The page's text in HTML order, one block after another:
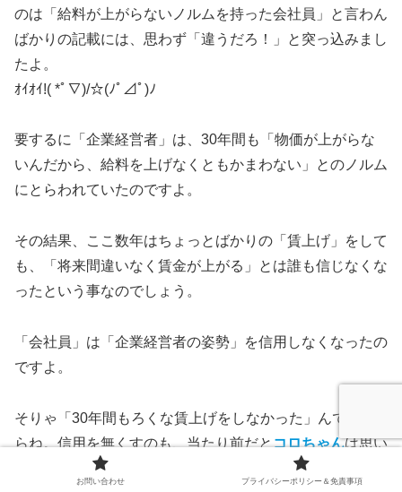
のは「給料が上がらないノルムを持った会社員」と言わん
ばかりの記載には、思わず「違うだろ！」と突っ込みまし
たよ。
ｵｲｵｲ!( *ﾟ∇)/☆(ﾉﾟ⊿ﾟ)ﾉ
要するに「企業経営者」は、30年間も「物価が上がらな
いんだから、給料を上げなくともかまわない」とのノルム
にとらわれていたのですよ。
その結果、ここ数年はちょっとばかりの「賃上げ」をして
も、「将来間違いなく賃金が上がる」とは誰も信じなくな
ったという事なのでしょう。
「会社員」は「企業経営者の姿勢」を信用しなくなったの
ですよ。
そりゃ「30年間もろくな賃上げをしなかった」んですか
らね。信用を無くすのも、当たり前だとコロちゃんは思い
お問い合わせ プライバシーポリシー＆免責事項